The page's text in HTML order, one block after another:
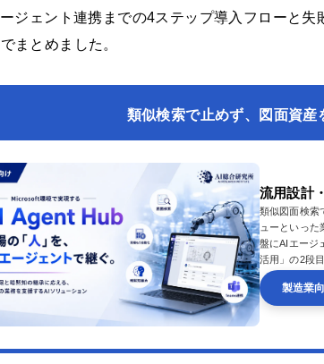
ジェント連携までの4ステップ導入フローと
まとめました。
類似検索で止めず、図面資産
流用設計
類似図面検索
ューといった
盤にAIエージ
活用」の2段
製造業